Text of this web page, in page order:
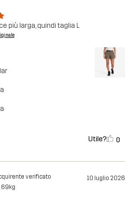
più larga, quindi taglia L
Utile? 0
verificato 10 luglio 2026
69kg